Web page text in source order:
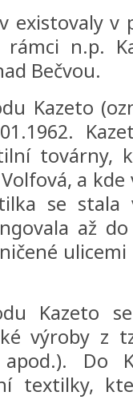
existovaly v
n.p.
Bečvou.
Kazeto
továrny,
a
se
až
ulicemi
Kazeto
výroby z
Do
textilky,